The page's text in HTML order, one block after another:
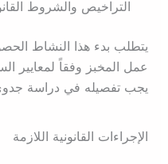
التراخيص والشروط
يتطلب بدء هذا النشاط
عمل المخبز وفقاً لمعايير
يجب تفصيله في دراسة
الإجراءات القانونية اللازمة